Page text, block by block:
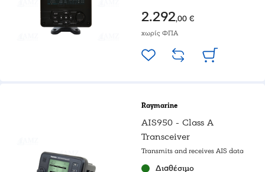
2.292,00 €
χωρίς ΦΠΑ
Raymarine
AIS950 - Class A
Transceiver
Transmits and receives AIS data
Διαθέσιμο